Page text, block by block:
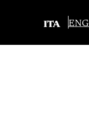
ITA ENG